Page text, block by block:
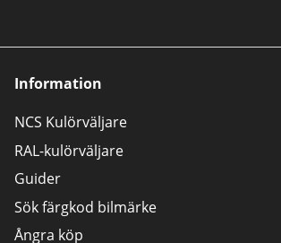
Information
NCS Kulörväljare
RAL-kulörväljare
Guider
Sök färgkod bilmärke
Ångra köp